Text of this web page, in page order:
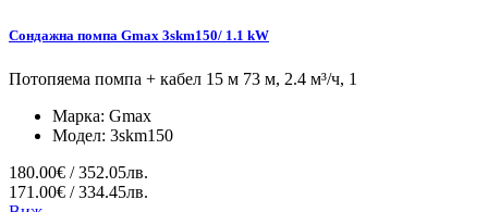
Сондажна помпа Gmax 3skm150/ 1.1 kW
Потопяема помпа + кабел 15 м 73 м, 2.4 м³/ч, 1
Марка: Gmax
Модел: 3skm150
180.00€ / 352.05лв.
171.00€ / 334.45лв.